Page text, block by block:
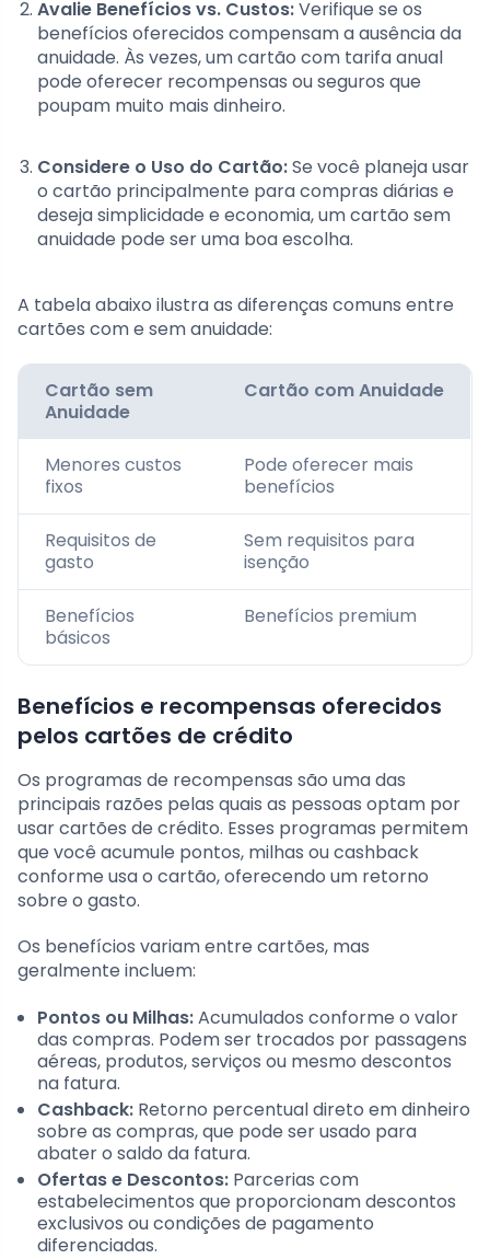
Avalie Benefícios vs. Custos:Verifique se os
benefícios oferecidos compensam a ausência da
anuidade. Às vezes, um cartão com tarifa anual
pode oferecer recompensas ou seguros que
poupam muito mais dinheiro.
Considere o Uso do Cartão:Se você planeja usar
o cartão principalmente para compras diárias e
deseja simplicidade e economia, um cartão sem
anuidade pode ser uma boa escolha.
A tabela abaixo ilustra as diferenças comuns entre
cartões com e sem anuidade:
Cartão sem
Anuidade
Cartão com Anuidade
Menores custos
fixos
Pode oferecer mais
benefícios
Requisitos de
gasto
Sem requisitos para
isenção
Benefícios
básicos
Benefícios premium
Benefícios e recompensas oferecidos
pelos cartões de crédito
Os programas de recompensas são uma das
principais razões pelas quais as pessoas optam por
usar cartões de crédito. Esses programas permitem
que você acumule pontos, milhas ou cashback
conforme usa o cartão, oferecendo um retorno
sobre o gasto.
Os benefícios variam entre cartões, mas
geralmente incluem:
Pontos ou Milhas:Acumulados conforme o valor
das compras. Podem ser trocados por passagens
aéreas, produtos, serviços ou mesmo descontos
na fatura.
Cashback: Retorno percentual direto em dinheiro
sobre as compras, que pode ser usado para
abater o saldo da fatura.
Ofertas e Descontos: Parcerias com
estabelecimentos que proporcionam descontos
exclusivos ou condições de pagamento
diferenciadas.